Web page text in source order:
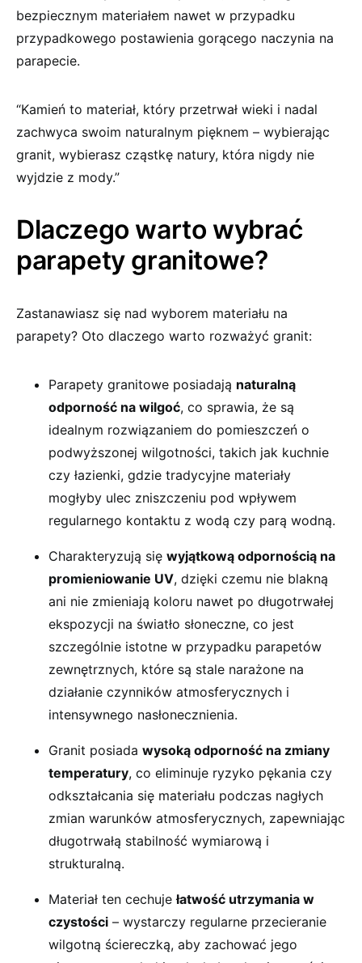
bezpiecznym materiałem nawet w przypadku
przypadkowego postawienia gorącego naczynia na
parapecie.
“Kamień to materiał, który przetrwał wieki i nadal
zachwyca swoim naturalnym pięknem – wybierając
granit, wybierasz cząstkę natury, która nigdy nie
wyjdzie z mody.”
Dlaczego warto wybrać
parapety granitowe?
Zastanawiasz się nad wyborem materiału na
parapety? Oto dlaczego warto rozważyć granit:
Parapety granitowe posiadają naturalną
odporność na wilgoć, co sprawia, że są
idealnym rozwiązaniem do pomieszczeń o
podwyższonej wilgotności, takich jak kuchnie
czy łazienki, gdzie tradycyjne materiały
mogłyby ulec zniszczeniu pod wpływem
regularnego kontaktu z wodą czy parą wodną.
Charakteryzują się wyjątkową odpornością na
promieniowanie UV, dzięki czemu nie blakną
ani nie zmieniają koloru nawet po długotrwałej
ekspozycji na światło słoneczne, co jest
szczególnie istotne w przypadku parapetów
zewnętrznych, które są stale narażone na
działanie czynników atmosferycznych i
intensywnego nasłonecznienia.
Granit posiada wysoką odporność na zmiany
temperatury, co eliminuje ryzyko pękania czy
odkształcania się materiału podczas nagłych
zmian warunków atmosferycznych, zapewniając
długotrwałą stabilność wymiarową i
strukturalną.
Materiał ten cechujełatwość utrzymania w
czystości – wystarczy regularne przecieranie
wilgotną ściereczką, aby zachować jego